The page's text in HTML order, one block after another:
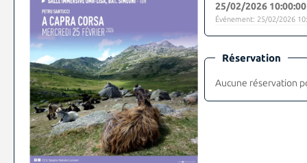
25/02/2026 10:00:00
Événement: 25/02/2026
Réservation
Aucune réservation